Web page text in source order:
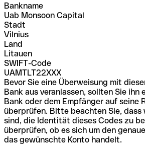
Bankname
Uab Monsoon Capital
Stadt
Vilnius
Land
Litauen
SWIFT-Code
UAMTLT22XXX
Bevor Sie eine Überweisung mit
Bank aus veranlassen, sollten Sie
Bank oder dem Empfänger auf seine
überprüfen. Bitte beachten Sie, dass
sind, die Identität dieses Codes zu
überprüfen, ob es sich um den
das gewünschte Konto handelt.